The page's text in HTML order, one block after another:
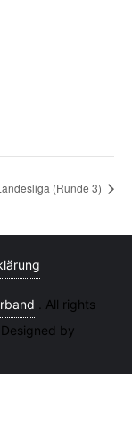
(Runde 3)
. All rights
Designed by